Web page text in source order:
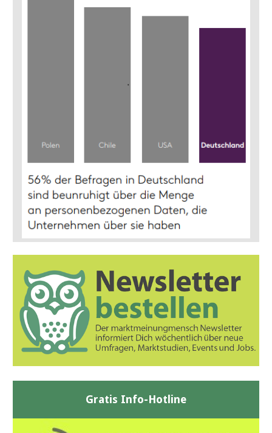
Gratis Info-Hotline